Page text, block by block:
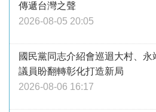
傳遞台灣之聲
2026-08-05 20:05
國民黨同志介紹會巡迴大村、
議員盼翻轉彰化打造新局
2026-08-06 16:17